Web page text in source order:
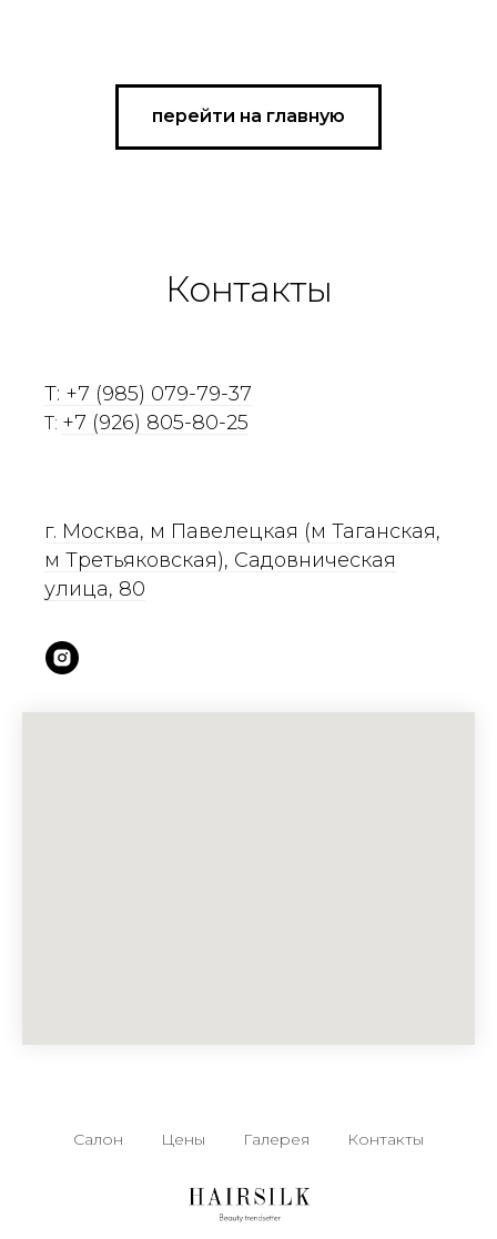
перейти на главную
Контакты
T: +7 (985) 079-79-37
T: +7 (926) 805-80-25
г. Москва, м Павелецкая (м Таганская,
м Третьяковская), Садовническая
улица, 80
Салон Цены Галерея Контакты